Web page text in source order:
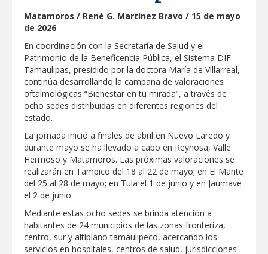
CONAEDU sobre redes sociales y
AVANZAN TRABAJOS DE
MODERNIZACIÓN EN AVENIDA
REFORMA; GOBIERNO MUNICIPAL
MANTIENE EL RITMO DE LAS OBRAS
PRIORITARIAS
Atendió Protección Civil de Reynosa
reportes ante lluvias
IMPULSA GESTIÓN AMBIENTAL
HACIENDA SAN AGUSTÍN
Asegura alcalde de Reynosa buen
funcionamiento de Presa El Águila
GOBIERNO MUNICIPAL Y ESTATAL
Logra STPS la generación de empleo
con más de 6 mil 900 colocaciones en
Tamaulipas
Matamoros / René G. Martínez Bravo / 15 de mayo
de 2026
En coordinación con la Secretaría de Salud y el
Patrimonio de la Beneficencia Pública, el Sistema DIF
Tamaulipas, presidido por la doctora María de Villarreal,
continúa desarrollando la campaña de valoraciones
oftalmológicas “Bienestar en tu mirada”, a través de
ocho sedes distribuidas en diferentes regiones del
estado.
La jornada inició a finales de abril en Nuevo Laredo y
durante mayo se ha llevado a cabo en Reynosa, Valle
Hermoso y Matamoros. Las próximas valoraciones se
realizarán en Tampico del 18 al 22 de mayo; en El Mante
del 25 al 28 de mayo; en Tula el 1 de junio y en Jaumave
el 2 de junio.
Mediante estas ocho sedes se brinda atención a
habitantes de 24 municipios de las zonas fronteriza,
centro, sur y altiplano tamaulipeco, acercando los
servicios en hospitales, centros de salud, jurisdicciones